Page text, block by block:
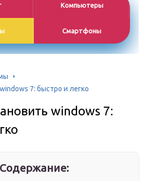
Компьютеры
Смартфоны
7: быстро и легко
windows 7:
Содержание: